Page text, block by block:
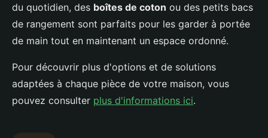
du quotidien, des boîtes de coton ou des petits bacs
de rangement sont parfaits pour les garder à portée
de main tout en maintenant un espace ordonné.
Pour découvrir plus d'options et de solutions
adaptées à chaque pièce de votre maison, vous
pouvez consulter plus d'informations ici.